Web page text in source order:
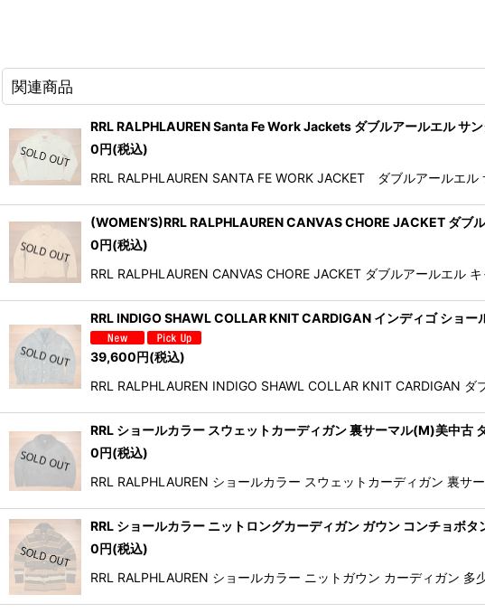
関連商品
RRL RALPHLAUREN Santa Fe Work Jackets ダブルアールエル サ
0円(税込)
RRL RALPHLAUREN SANTA FE WORK JACKET ダブルアールエ
(WOMEN’S)RRL RALPHLAUREN CANVAS CHORE JACKET ダ
0円(税込)
RRL RALPHLAUREN CANVAS CHORE JACKET ダブルアールエル
RRL INDIGO SHAWL COLLAR KNIT CARDIGAN インディゴ ショ
39,600円(税込)
RRL RALPHLAUREN INDIGO SHAWL COLLAR KNIT CARDIGAN
RRL ショールカラー スウェットカーディガン 裏サーマル(M)美中古
0円(税込)
RRL RALPHLAUREN ショールカラー スウェットカーディガン 裏
RRL ショールカラー ニットロングカーディガン ガウン コンチョボ
0円(税込)
RRL RALPHLAUREN ショールカラー ニットガウン カーディガン